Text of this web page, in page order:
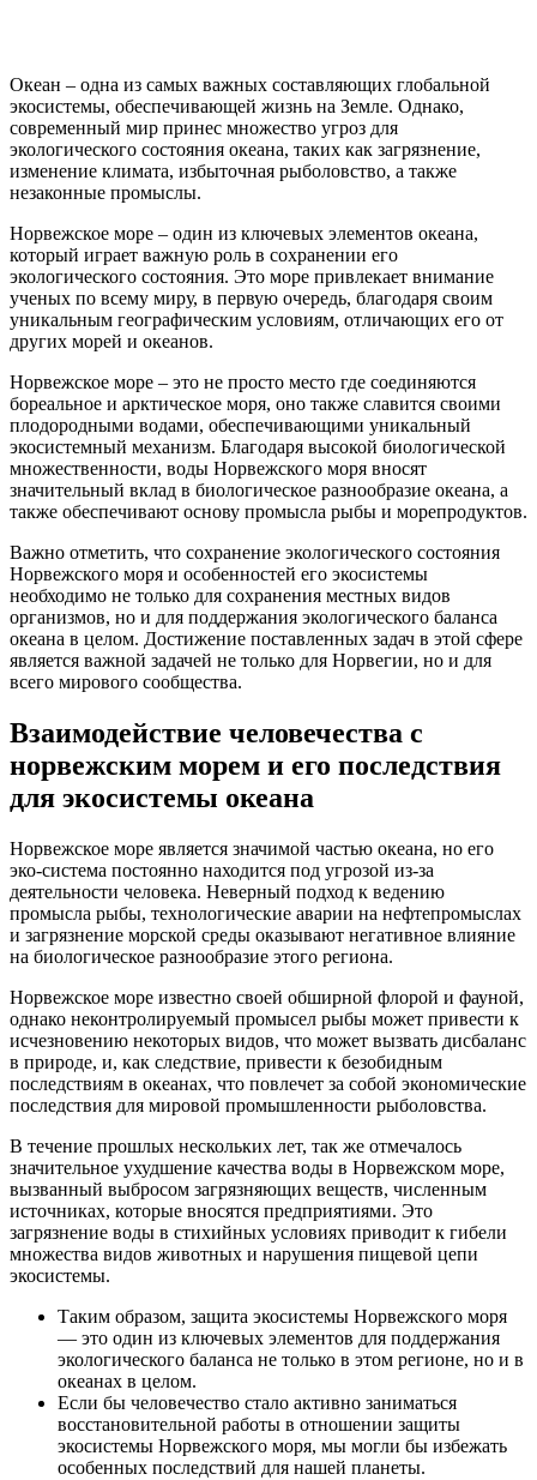
Океан – одна из самых важных составляющих глобальной
экосистемы, обеспечивающей жизнь на Земле. Однако,
современный мир принес множество угроз для
экологического состояния океана, таких как загрязнение,
изменение климата, избыточная рыболовство, а также
незаконные промыслы.
Норвежское море – один из ключевых элементов океана,
который играет важную роль в сохранении его
экологического состояния. Это море привлекает внимание
ученых по всему миру, в первую очередь, благодаря своим
уникальным географическим условиям, отличающих его от
других морей и океанов.
Норвежское море – это не просто место где соединяются
бореальное и арктическое моря, оно также славится своими
плодородными водами, обеспечивающими уникальный
экосистемный механизм. Благодаря высокой биологической
множественности, воды Норвежского моря вносят
значительный вклад в биологическое разнообразие океана, а
также обеспечивают основу промысла рыбы и морепродуктов.
Важно отметить, что сохранение экологического состояния
Норвежского моря и особенностей его экосистемы
необходимо не только для сохранения местных видов
организмов, но и для поддержания экологического баланса
океана в целом. Достижение поставленных задач в этой сфере
является важной задачей не только для Норвегии, но и для
всего мирового сообщества.
Взаимодействие человечества с
норвежским морем и его последствия
для экосистемы океана
Норвежское море является значимой частью океана, но его
эко-система постоянно находится под угрозой из-за
деятельности человека. Неверный подход к ведению
промысла рыбы, технологические аварии на нефтепромыслах
и загрязнение морской среды оказывают негативное влияние
на биологическое разнообразие этого региона.
Норвежское море известно своей обширной флорой и фауной,
однако неконтролируемый промысел рыбы может привести к
исчезновению некоторых видов, что может вызвать дисбаланс
в природе, и, как следствие, привести к безобидным
последствиям в океанах, что повлечет за собой экономические
последствия для мировой промышленности рыболовства.
В течение прошлых нескольких лет, так же отмечалось
значительное ухудшение качества воды в Норвежском море,
вызванный выбросом загрязняющих веществ, численным
источниках, которые вносятся предприятиями. Это
загрязнение воды в стихийных условиях приводит к гибели
множества видов животных и нарушения пищевой цепи
экосистемы.
Таким образом, защита экосистемы Норвежского моря
— это один из ключевых элементов для поддержания
экологического баланса не только в этом регионе, но и в
океанах в целом.
Если бы человечество стало активно заниматься
восстановительной работы в отношении защиты
экосистемы Норвежского моря, мы могли бы избежать
особенных последствий для нашей планеты.